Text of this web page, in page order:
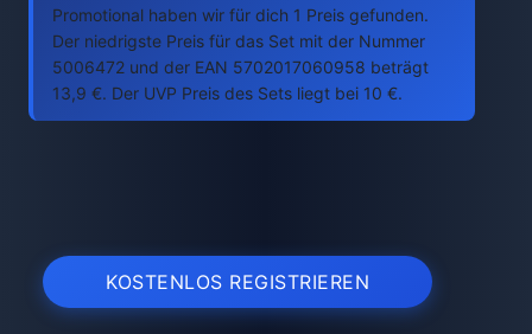
Promotional haben wir für dich 1 Preis gefunden.
Der niedrigste Preis für das Set mit der Nummer
5006472 und der EAN 5702017060958 beträgt
13,9 €. Der UVP Preis des Sets liegt bei 10 €.
KOSTENLOS REGISTRIEREN